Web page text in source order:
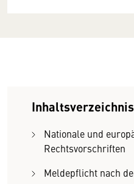
Inhaltsverzeichnis
Nationale und
Rechtsvorschriften
Meldepflicht nach